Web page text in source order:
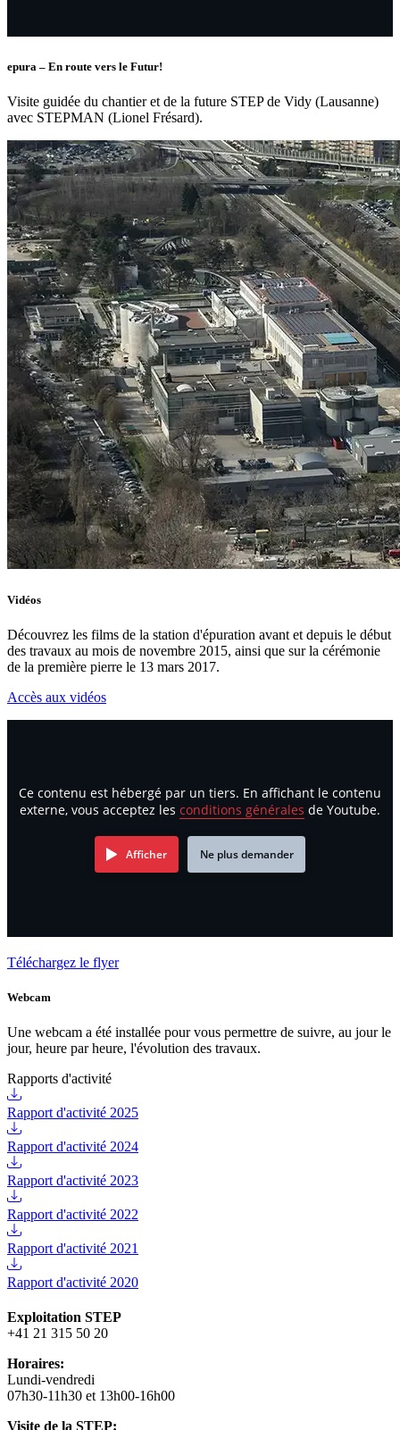
epura – En route vers le Futur!
Visite guidée du chantier et de la future STEP de Vidy (Lausanne)
avec STEPMAN (Lionel Frésard).
Vidéos
Découvrez les films de la station d'épuration avant et depuis le début
des travaux au mois de novembre 2015, ainsi que sur la cérémonie
de la première pierre le 13 mars 2017.
Accès aux vidéos
Ce contenu est hébergé par un tiers. En affichant le contenu
externe, vous acceptez les conditions générales de Youtube.
Afficher Ne plus demander
Téléchargez le flyer
Webcam
Une webcam a été installée pour vous permettre de suivre, au jour le
jour, heure par heure, l'évolution des travaux.
Rapports d'activité
Rapport d'activité 2025
Rapport d'activité 2024
Rapport d'activité 2023
Rapport d'activité 2022
Rapport d'activité 2021
Rapport d'activité 2020
Exploitation STEP
+41 21 315 50 20
Horaires:
Lundi-vendredi
07h30-11h30 et 13h00-16h00
Visite de la STEP: